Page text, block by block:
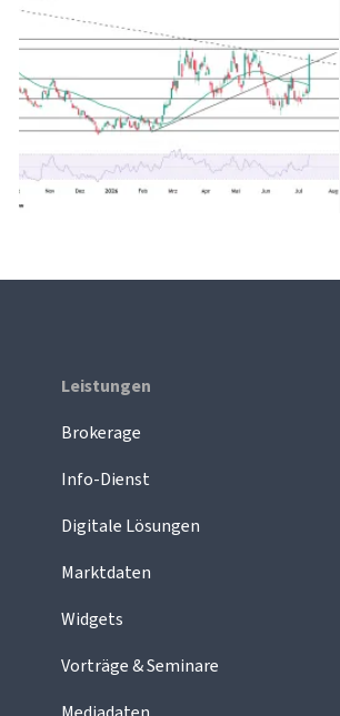
Leistungen
Brokerage
Info-Dienst
Digitale Lösungen
Marktdaten
Widgets
Vorträge & Seminare